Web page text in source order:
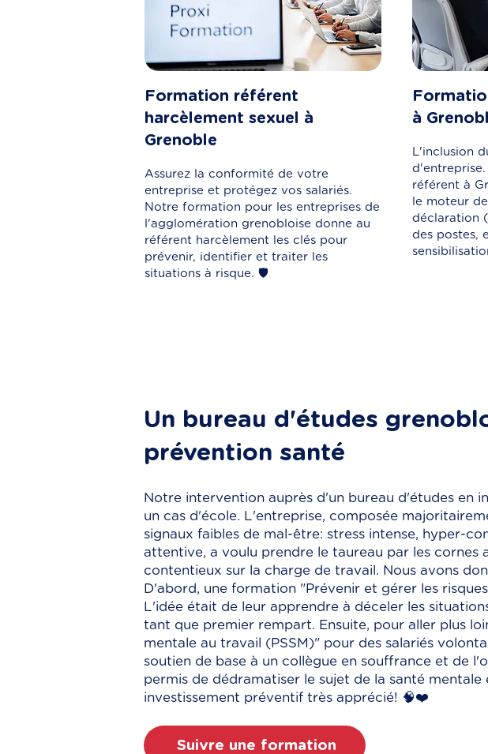
Formation référent
harcèlement sexuel à
Grenoble
Assurez la conformité de votre
entreprise et protégez vos salariés.
Notre formation pour les entreprises de
l'agglomération grenobloise donne au
référent harcèlement les clés pour
prévenir, identifier et traiter les
situations à risque. 🛡️
à
L'inclusion
référent à
le moteur
déclaration
des postes,
Un bureau d'études
prévention santé
Notre intervention auprès d'un bureau d'études en
un cas d'école. L'entreprise, composée
signaux faibles de mal-être: stress intense, hyper-
attentive, a voulu prendre le taureau par les
contentieux sur la charge de travail. Nous avons
D'abord, une formation "Prévenir et gérer les
L'idée était de leur apprendre à déceler les
tant que premier rempart. Ensuite, pour aller plus
mentale au travail (PSSM)" pour des salariés
soutien de base à un collègue en souffrance et de
permis de dédramatiser le sujet de la santé
investissement préventif très apprécié! 🧠❤️
Suivre une formation